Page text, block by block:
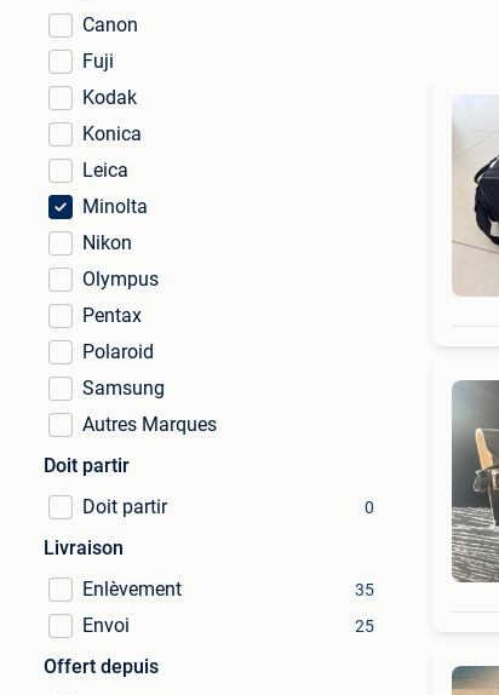
Canon
Fuji
Kodak
Konica
Leica
Minolta
Nikon
Olympus
Pentax
Polaroid
Samsung
Autres Marques
Doit partir
Doit partir
0
Livraison
Enlèvement
35
Envoi 25
Offert depuis